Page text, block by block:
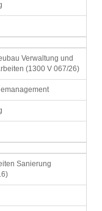
Verwaltung und
(1300 V 067/26)
Sanierung